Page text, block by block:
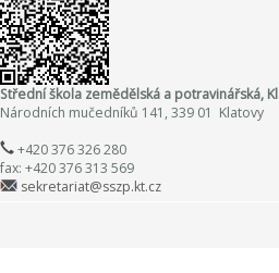
Střední škola zemědělská a potravinářská,
Národních mučedníků 141, 339 01 Klatovy
+420 376 326 280
fax: +420 376 313 569
sekretariat@sszp.kt.cz